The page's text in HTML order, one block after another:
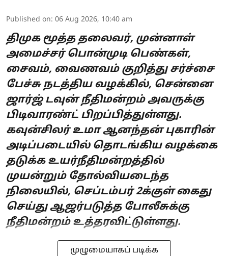
Published on: 06 Aug 2026, 10:40 am
திமுக மூத்த தலைவர், முன்னாள்
அமைச்சர் பொன்முடி பெண்கள்,
சைவம், வைணவம் குறித்து சர்ச்சை
பேச்சு நடத்திய வழக்கில், சென்னை
ஜார்ஜ் டவுன் நீதிமன்றம் அவருக்கு
பிடிவாரண்ட் பிறப்பித்துள்ளது.
கவுன்சிலர் உமா ஆனந்தன் புகாரின்
அடிப்படையில் தொடங்கிய வழக்கை
தடுக்க உயர்நீதிமன்றத்தில்
முயன்றும் தோல்வியடைந்த
நிலையில், செப்டம்பர் 2க்குள் கைது
செய்து ஆஜர்படுத்த போலீசுக்கு
நீதிமன்றம் உத்தரவிட்டுள்ளது.
முழுமையாகப் படிக்க